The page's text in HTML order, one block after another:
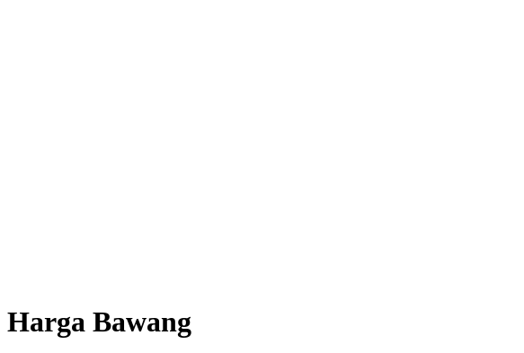
Harga Bawang